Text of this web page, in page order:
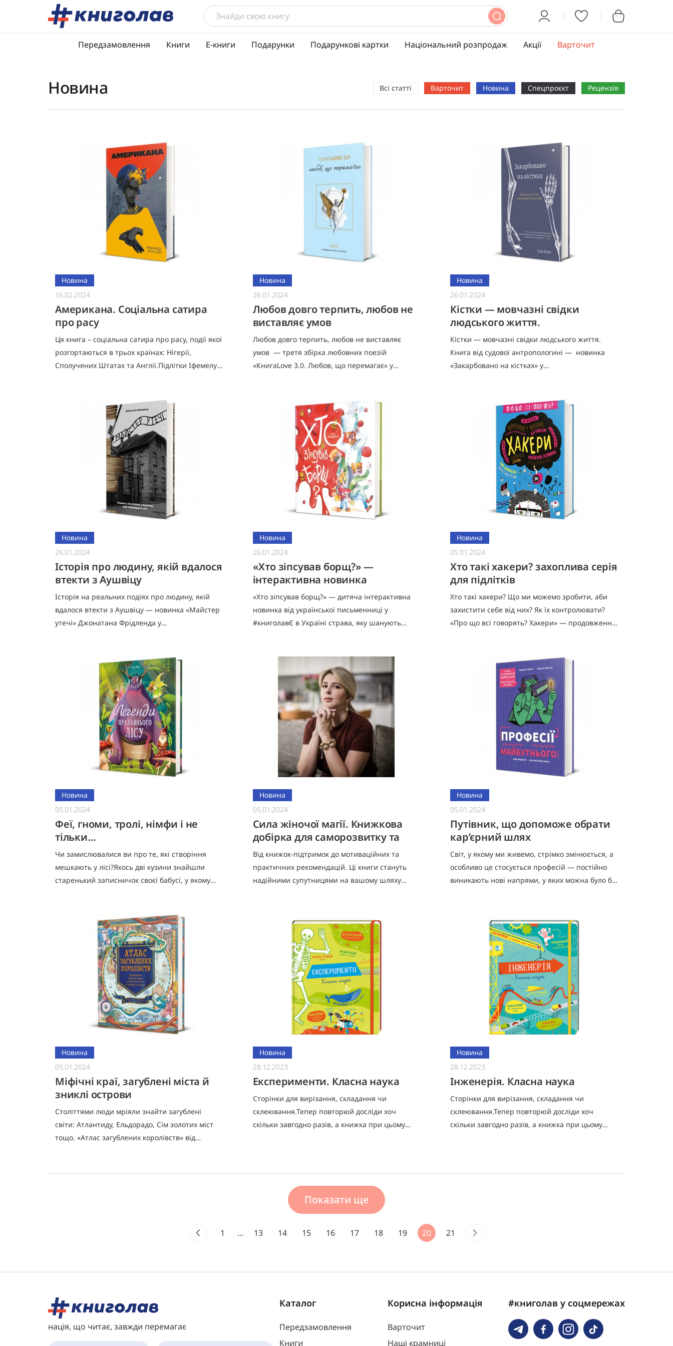
Передзамовлення Книги Е-книги Подарунки Подарункові картки Національний розпродаж Акції Варточит
Новина Всі статті Варточит Новина Спецпроєкт Рецензія
Новина
16.02.2024
Американа. Соціальна сатира
про расу
Ця книга – соціальна сатира про расу, події якої
розгортаються в трьох країнах: Нігерії,
Сполучених Штатах та Англії.Підлітки Іфемелу
Новина
26.01.2024
Любов довго терпить, любов не
виставляє умов
Любов довго терпить, любов не виставляє
умов — третя збірка любовних поезій
«КнигаLove 3.0. Любов, що перемагає» у
Новина
26.01.2024
Кістки — мовчазні свідки
людського життя.
Кістки — мовчазні свідки людського життя.
Книга від судової антропологині — новинка
«Закарбовано на кістках» у
запрошує чит
Новина
26.01.2024
Історія про людину, якій вдалося
втекти з Аушвіцу
Історія на реальних подіях про людину, якій
вдалося втекти з Аушвіцу — новинка «Майстер
утечі» Джонатана Фрідленда у
Новина
26.01.2024
«Хто зіпсував борщ?» —
інтерактивна новинка
«Хто зіпсував борщ?» — дитяча інтерактивна
новинка від української письменниці у
#книголавЄ в Україні страва, яку шанують
Новина
05.01.2024
Хто такі хакери? захоплива серія
для підлітків
Хто такі хакери? Що ми можемо зробити, аби
захистити себе від них? Як їх контролювати?
«Про що всі говорять? Хакери» — продовження
Новина
05.01.2024
Феї, гноми, тролі, німфи і не
тільки…
Чи замислювалися ви про те, які створіння
мешкають у лісі?Якось дві кузини знайшли
старенький записничок своєї бабусі, у якому
Новина
05.01.2024
Сила жіночої магії. Книжкова
добірка для саморозвитку та
самопізнання від Світлани
Павелецької
Від книжок-підтримок до мотиваційних та
практичних рекомендацій. Ці книги стануть
надійними супутницями на вашому шляху
Новина
05.01.2024
Путівник, що допоможе обрати
кар’єрний шлях
Світ, у якому ми живемо, стрімко змінюється, а
особливо це стосується професій — постійно
виникають нові напрями, у яких можна було б
Новина
05.01.2024
Міфічні краї, загублені міста й
зниклі острови
Століттями люди мріяли знайти загублені
світи: Атлантиду, Ельдорадо, Сім золотих міст
тощо. «Атлас загублених королівств» від
Новина
28.12.2023
Експерименти. Класна наука
Сторінки для вирізання, складання чи
склеювання.Тепер повторюй досліди хоч
скільки завгодно разів, а книжка при цьому
Новина
28.12.2023
Інженерія. Класна наука
Сторінки для вирізання, складання чи
склеювання.Тепер повторюй досліди хоч
скільки завгодно разів, а книжка при цьому
Показати ще
1 ... 13 14 15 16 17 18 19 20 21
нація, що читає, завжди перемагає
Каталог
Передзамовлення
Книги
Корисна інформація
Варточит
Наші крамниці
#книголав у соцмережах